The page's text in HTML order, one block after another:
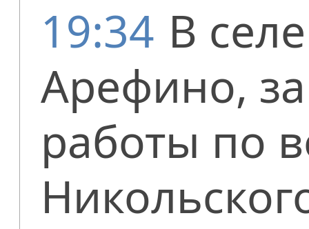
19:34 В
Арефино,
работы по